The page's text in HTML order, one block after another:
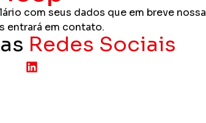
com seus dados que em breve nossa
entrará em contato.
Redes Sociais